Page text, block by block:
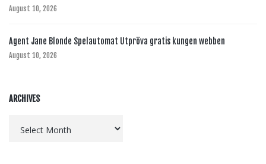
August 10, 2026
Agent Jane Blonde Spelautomat Utpröva gratis kungen webben
August 10, 2026
ARCHIVES